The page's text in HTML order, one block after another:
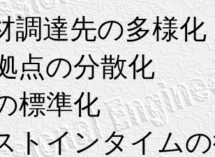
調達先の多様化
点の分散化
標準化
トインタイム